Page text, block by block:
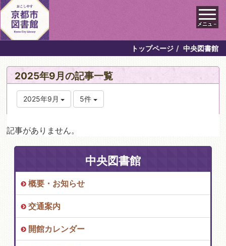
メニュ－
トップページ 中央図書館
2025年9月の記事一覧
2025年9月 5件
記事がありません。
中央図書館
概要・お知らせ
交通案内
開館カレンダー